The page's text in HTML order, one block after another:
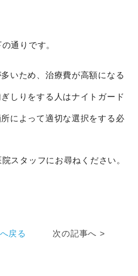
通りです。
いため、治療費が高額になる
しりをする人はナイトガード
によって適切な選択をする必
スタッフにお尋ねください。
戻る 次の記事へ >